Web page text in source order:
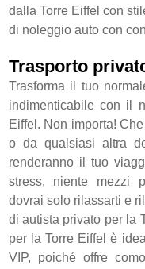
dalla Torre Eiffel con
di noleggio auto con
Trasporto
Trasforma il tuo
indimenticabile con il
Eiffel. Non importa!
o da qualsiasi altra
renderanno il tuo
stress, niente mezzi
dovrai solo rilassarti e
di autista privato per la
per la Torre Eiffel è
VIP, poiché offre